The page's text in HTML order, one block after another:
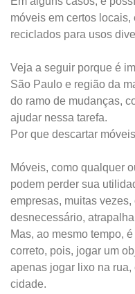
móveis em certos
reciclados para usos
Veja a seguir porque é
São Paulo e região da
do ramo de mudanças,
ajudar nessa tarefa.
Por que descartar
Móveis, como qualquer
podem perder sua
empresas, muitas
desnecessário,
Mas, ao mesmo tempo,
correto, pois, jogar um
apenas jogar lixo na
cidade.